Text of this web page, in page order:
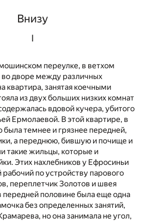
Внизу
I
переулке, в ветхом
дворе между различных
квартира, занятая коечными
из двух больших низких комнат
вдовой кучера, убитого
Ермолаевой. В этой квартире, в
была темнее и грязнее передней,
а переднюю, бившую и почище и
такие жильцы, которые и
Этих нахлебников у Ефросиньи
по устройству парового
переплетчик Золотов и швея
половине была еще одна
без определенных занятий,
но она занимала не угол,